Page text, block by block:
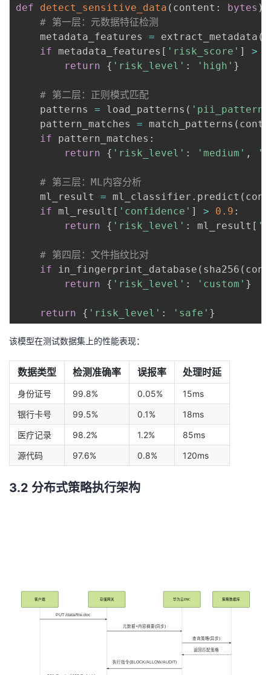
def detect_sensitive_data ( content : bytes )
# 第一层：元数据特征检测
    metadata_features
= extract_metadata (
if metadata_features [ 'risk_score' ] >
return
{ 'risk_level' : 'high' }
# 第二层：正则模式匹配
    patterns
= load_patterns (
    pattern_matches
= match_patterns (
if pattern_matches :
return
{ 'risk_level' : 'medium' ,
# 第三层：ML内容分析
    ml_result
= ml_classifier . predict (
if ml_result [ 'confidence' ] > 0.9 :
return
{ 'risk_level' : ml_result [
# 第四层：文件指纹比对
if in_fingerprint_database ( sha256 (
return
{ 'risk_level' : 'custom' }
return { 'risk_level' : 'safe' }
该模型在测试数据集上的性能表现：
数据类型 检测准确率 误报率 处理时延
身份证号 99.8% 0.05%
15ms
银行卡号
99.5% 0.1%
18ms
医疗记录
98.2% 1.2%
85ms
源代码
97.6% 0.8% 120ms
3.2 分布式策略执行架构
客户端 存储网关 华为云DSC 策略数据库
PUT /data/file.doc
元数据+内容摘要(同步)
查询策略(异步)
返回匹配策略
执行指令(BLOCK/ALLOW/AUDIT)